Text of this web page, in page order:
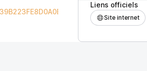
Liens officiels
Site internet